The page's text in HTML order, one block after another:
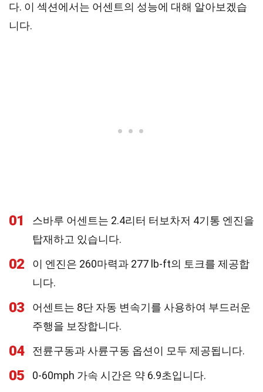
다. 이 섹션에서는 어센트의 성능에 대해 알아보겠습
니다.
01
스바루 어센트는 2.4리터 터보차저 4기통 엔진을
탑재하고 있습니다.
02
이 엔진은 260마력과 277 lb-ft의 토크를 제공합
니다.
03
어센트는 8단 자동 변속기를 사용하여 부드러운
주행을 보장합니다.
04 전륜구동과 사륜구동 옵션이 모두 제공됩니다.
05 0-60mph 가속 시간은 약 6.9초입니다.